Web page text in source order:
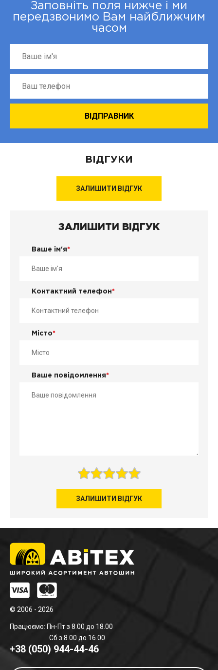
Заповніть поля нижче і ми
передзвонимо Вам найближчим
часом
ВІДГУКИ
ЗАЛИШИТИ ВІДГУК
ЗАЛИШИТИ ВІДГУК
Ваше ім'я*
Контактний телефон*
Місто*
Ваше повідомлення*
ЗАЛИШИТИ ВІДГУК
© 2006 - 2026
Працюємо: Пн-Пт з 8.00 до 18.00
Сб з 8.00 до 16.00
+38 (050) 944-44-46